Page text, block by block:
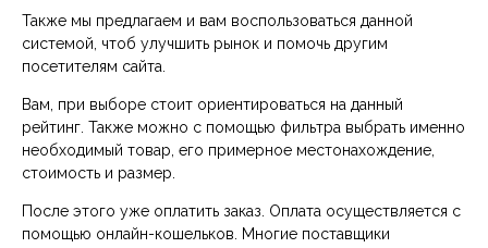
Также мы предлагаем и вам воспользоваться данной
системой, чтоб улучшить рынок и помочь другим
посетителям сайта.
Вам, при выборе стоит ориентироваться на данный
рейтинг. Также можно с помощью фильтра выбрать именно
необходимый товар, его примерное местонахождение,
стоимость и размер.
После этого уже оплатить заказ. Оплата осуществляется с
помощью онлайн-кошельков. Многие поставщики